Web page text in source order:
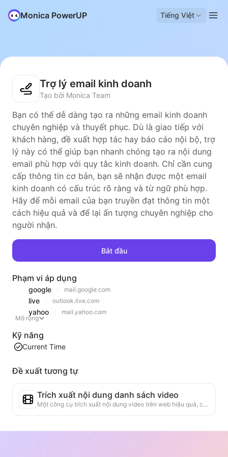
Monica PowerUP Tiếng Việt
Trợ lý email kinh doanh
Tạo bởi Monica Team
Bạn có thể dễ dàng tạo ra những email kinh doanh
chuyên nghiệp và thuyết phục. Dù là giao tiếp với
khách hàng, đề xuất hợp tác hay báo cáo nội bộ, trợ
lý này có thể giúp bạn nhanh chóng tạo ra nội dung
email phù hợp với quy tắc kinh doanh. Chỉ cần cung
cấp thông tin cơ bản, bạn sẽ nhận được một email
kinh doanh có cấu trúc rõ ràng và từ ngữ phù hợp.
Hãy để mỗi email của bạn truyền đạt thông tin một
cách hiệu quả và để lại ấn tượng chuyên nghiệp cho
người nhận.
Bắt đầu
Phạm vi áp dụng
google mail.google.com
live outlook.live.com
yahoo
mail.yahoo.com
Mở rộng
Kỹ năng
Current Time
Đề xuất tương tự
Trích xuất nội dung danh sách video
Một công cụ trích xuất nội dung video trên web hiệu quả, có khả năng quét nhanh các trang web và tổ chức thông tin video thành bảng Markdown có cấu trúc.
Phân tích xu hướng bảng xếp hạng